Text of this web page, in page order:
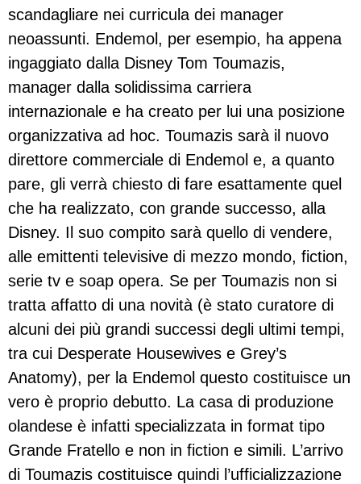
scandagliare nei curricula dei manager
neoassunti. Endemol, per esempio, ha appena
ingaggiato dalla Disney Tom Toumazis,
manager dalla solidissima carriera
internazionale e ha creato per lui una posizione
organizzativa ad hoc. Toumazis sarà il nuovo
direttore commerciale di Endemol e, a quanto
pare, gli verrà chiesto di fare esattamente quel
che ha realizzato, con grande successo, alla
Disney. Il suo compito sarà quello di vendere,
alle emittenti televisive di mezzo mondo, fiction,
serie tv e soap opera. Se per Toumazis non si
tratta affatto di una novità (è stato curatore di
alcuni dei più grandi successi degli ultimi tempi,
tra cui Desperate Housewives e Grey’s
Anatomy), per la Endemol questo costituisce un
vero è proprio debutto. La casa di produzione
olandese è infatti specializzata in format tipo
Grande Fratello e non in fiction e simili. L’arrivo
di Toumazis costituisce quindi l’ufficializzazione